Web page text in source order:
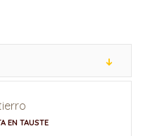
EN TAUSTE